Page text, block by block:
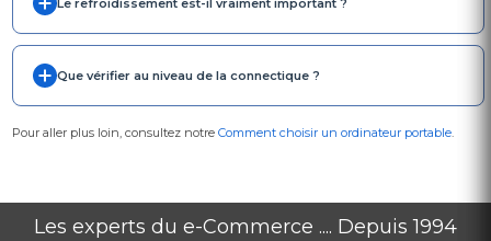
Le refroidissement est-il vraiment important ?
Que vérifier au niveau de la connectique ?
Pour aller plus loin, consultez notre Comment choisir un ordinateur portable.
Les experts du e-Commerce .... Depuis 1994